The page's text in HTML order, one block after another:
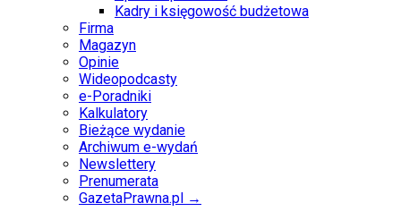
Kadry i księgowość budżetowa
Firma
Magazyn
Opinie
Wideopodcasty
e-Poradniki
Kalkulatory
Bieżące wydanie
Archiwum e-wydań
Newslettery
Prenumerata
GazetaPrawna.pl →